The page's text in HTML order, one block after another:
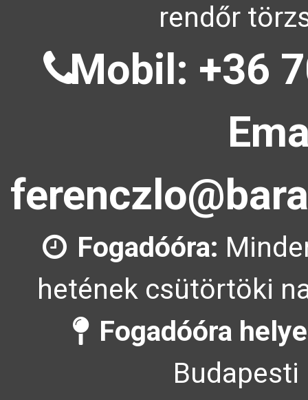
rendőr
Mobil: +36
Fogadóóra:
hetének csütörtöki
Fogadóóra